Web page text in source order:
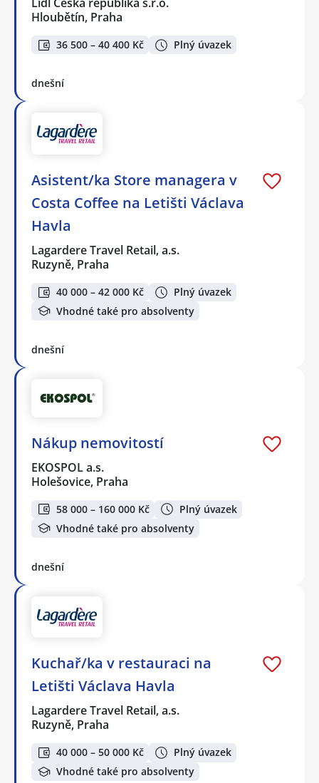
Hloubětín, Praha
36 500 – 40 400 Kč Plný úvazek
dnešní
Asistent/ka Store managera v
Costa Coffee na Letišti Václava
Havla
Lagardere Travel Retail, a.s.
Ruzyně, Praha
40 000 – 42 000 Kč
Plný úvazek
Vhodné také pro absolventy
dnešní
Nákup nemovitostí
EKOSPOL a.s.
Holešovice, Praha
58 000 – 160 000 Kč
Plný úvazek
Vhodné také pro absolventy
dnešní
Kuchař/ka v restauraci na
Letišti Václava Havla
Lagardere Travel Retail, a.s.
Ruzyně, Praha
40 000 – 50 000 Kč
Plný úvazek
Vhodné také pro absolventy